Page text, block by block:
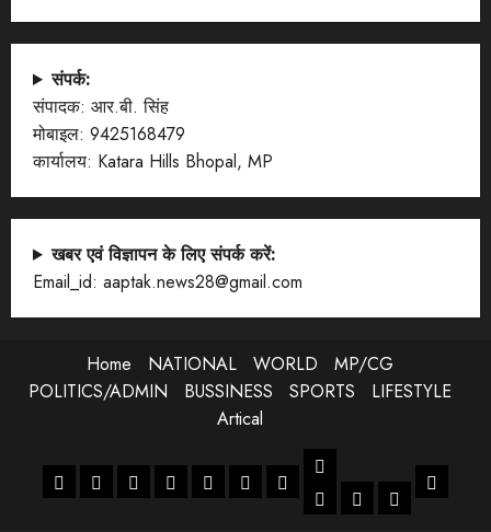
संपर्क:
संपादक: आर.बी. सिंह
मोबाइल: 9425168479
कार्यालय: Katara Hills Bhopal, MP
खबर एवं विज्ञापन के लिए संपर्क करें:
Email_id: aaptak.news28@gmail.com
Home NATIONAL WORLD
MP/CG
POLITICS/ADMIN
BUSSINESS SPORTS
LIFESTYLE
Artical
HomeNATIONAL
WORLDMP/CGPOLITICS/ADMIN
BUSSINESS
SPORTS
LIFESTYLE
ENTERTANMENT
JOB LIFESTYLE
Artical